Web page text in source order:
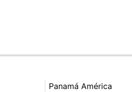
Panamá América